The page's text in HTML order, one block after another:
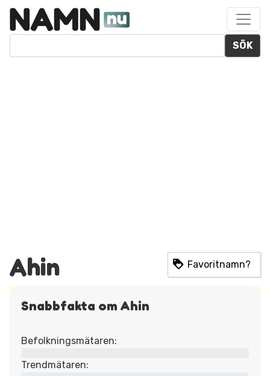
SÖK
Ahin Favoritnamn?
Snabbfakta om Ahin
Befolkningsmätaren:
Trendmätaren: